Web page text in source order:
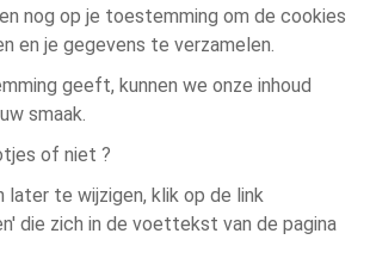
nog op je toestemming om de cookies
en je gegevens te verzamelen.
geeft, kunnen we onze inhoud
smaak.
of niet ?
later te wijzigen, klik op de link
die zich in de voettekst van de pagina
één
verkoopsvoorwaarden
Wettelijke bepalingen
Persoonsgegevens